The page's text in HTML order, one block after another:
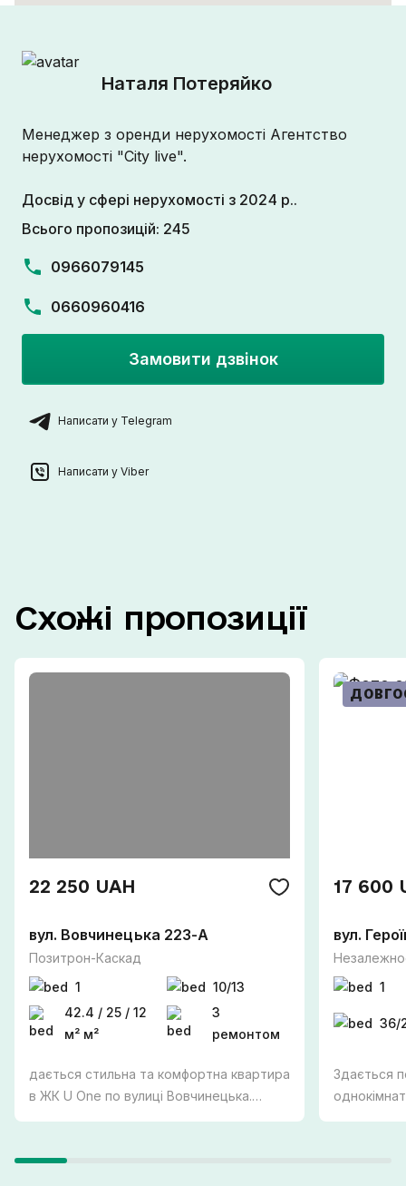
Наталя Потеряйко
Менеджер з оренди нерухомості Агентство
нерухомості "City live".
Досвід у сфері нерухомості з 2024 р..
Всього пропозицій: 245
0966079145
0660960416
Замовити дзвінок
Написати у Telegram
Написати у Viber
Схожі пропозиції
22 250 UAH
вул. Вовчинецька 223-А
Позитрон-Каскад
1
10/13
42.4 / 25 / 12
м² м²
З
ремонтом
дається стильна та комфортна квартира
в ЖК U One по вулиці Вовчинецька.
поверсі сучасного будинку з ліфтом.
17 600
вул.
1
36/
Здається